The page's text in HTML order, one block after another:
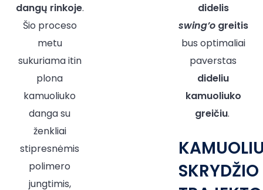
dangų rinkoje.
Šio proceso
metu
sukuriama itin
plona
kamuoliuko
danga su
ženkliai
stipresnėmis
polimero
jungtimis,
didelis
swing’ogreitis
bus optimaliai
paverstas
dideliu
kamuoliuko
greičiu.
SKRYDŽIO